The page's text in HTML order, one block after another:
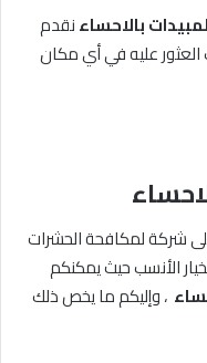
بالاحساءنقدم
عليه في أي مكان
شركة لمكافحة الحشرات
الأنسب حيث يمكنكم
، وإليكم ما يخص ذلك